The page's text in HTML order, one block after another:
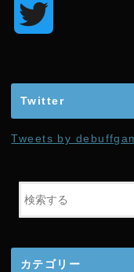
r
Twitter
Tweets by
カテゴリー